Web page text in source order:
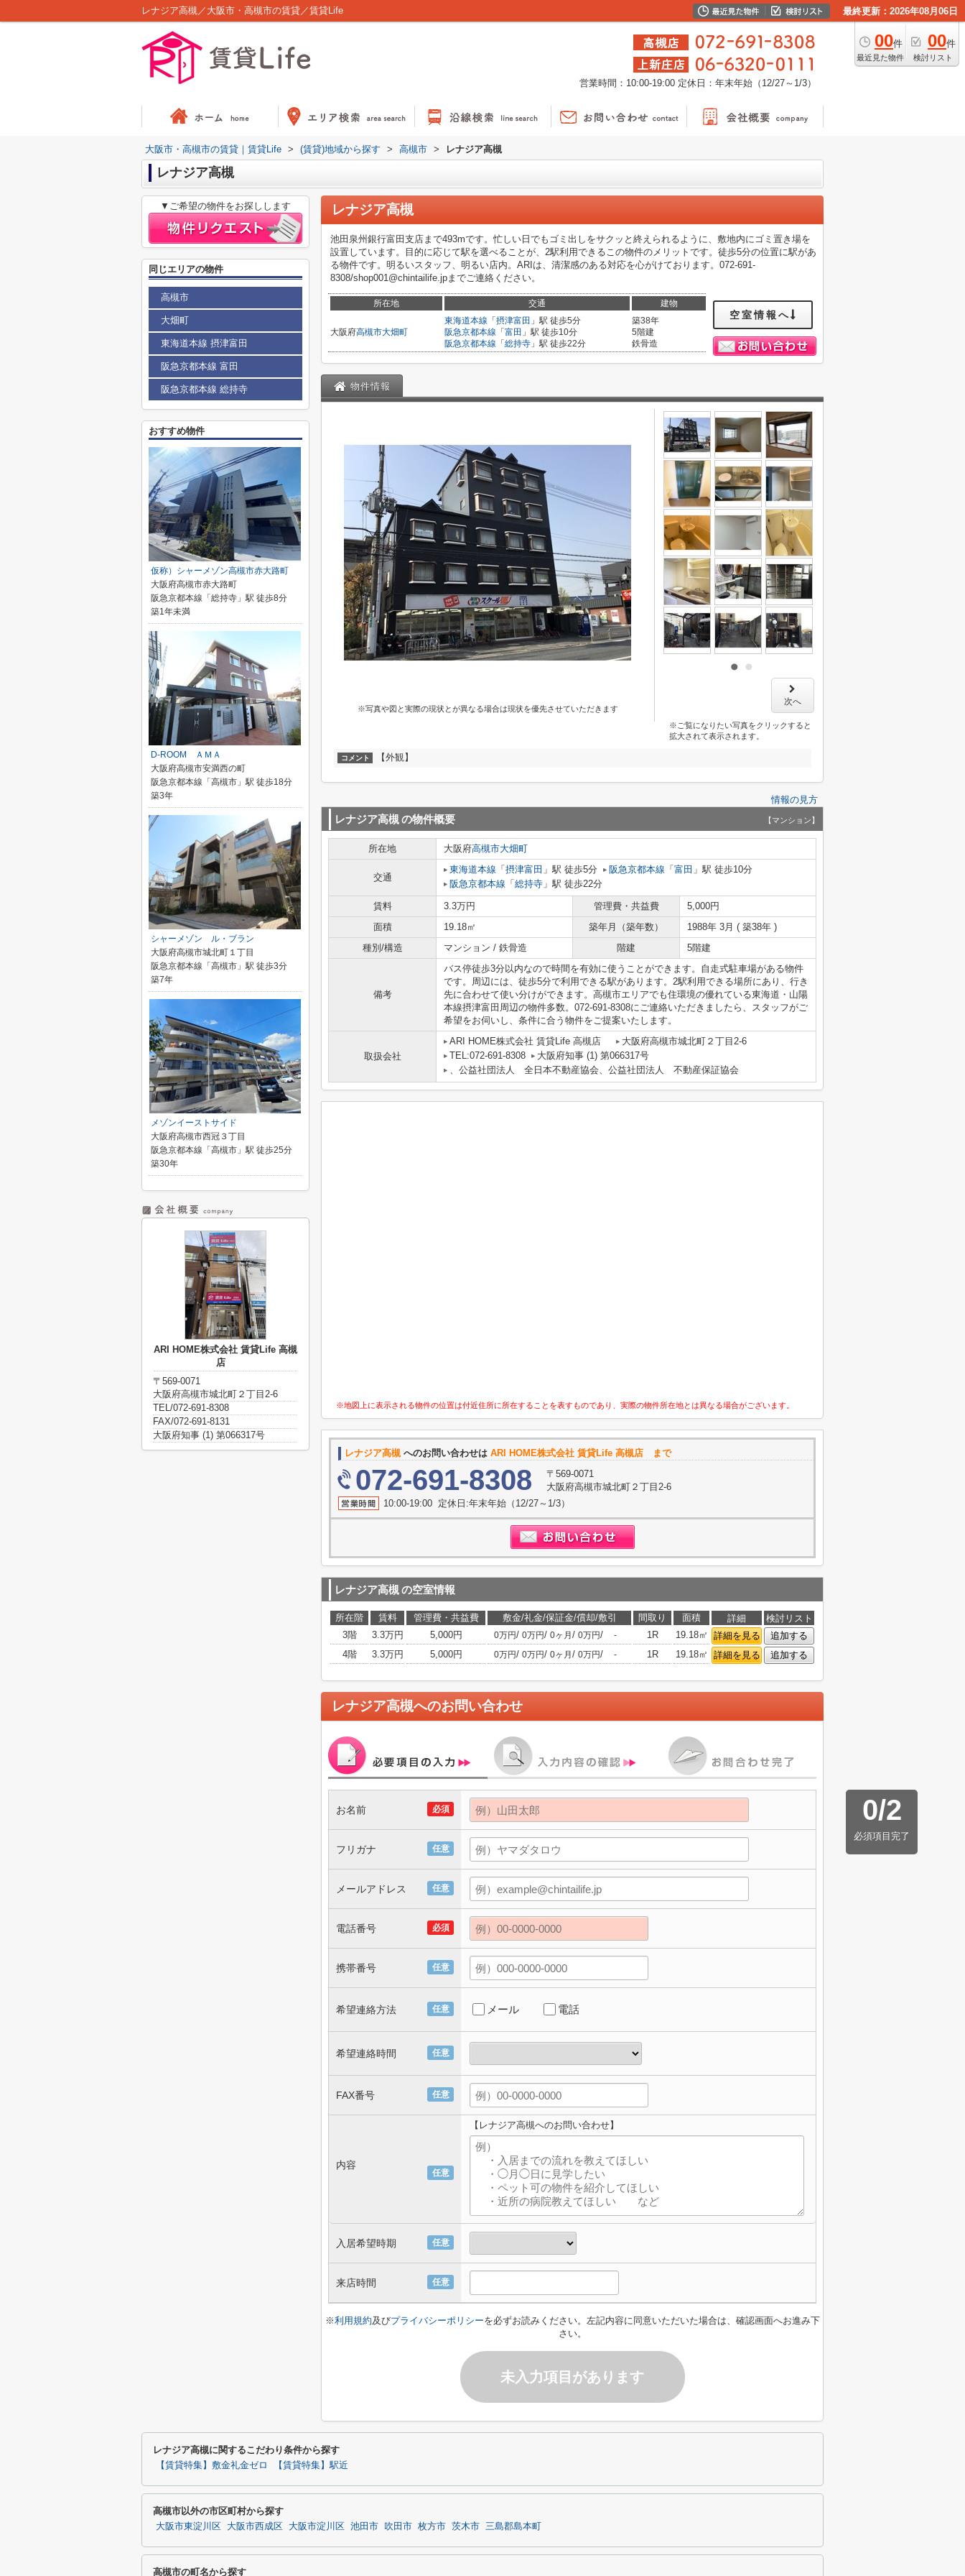
レナジア高槻／大阪市・高槻市の賃貸／賃貸Life 最終更新：2026年08月06日
00件
最近見た物件
00件
検討リスト
営業時間：10:00-19:00 定休日：年末年始（12/27～1/3）
大阪市・高槻市の賃貸｜賃貸Life > (賃貸)地域から探す > 高槻市 > レナジア高槻
レナジア高槻
レナジア高槻
池田泉州銀行富田支店まで493mです。忙しい日でもゴミ出しをサクッと終えられるように、敷地内にゴミ置き場を
設置しています。目的に応じて駅を選べることが、2駅利用できるこの物件のメリットです。徒歩5分の位置に駅があ
る物件です。明るいスタッフ、明るい店内。ARIは、清潔感のある対応を心がけております。072-691-
8308/shop001@chintailife.jpまでご連絡ください。
所在地 交通 建物
大阪府高槻市大畑町
東海道本線 「 摂津富田 」駅 徒歩5分
阪急京都本線 「 富田 」駅 徒歩10分
阪急京都本線 「 総持寺 」駅 徒歩22分
築38年
5階建
鉄骨造
空室情報へ
物件情報
※写真や図と実際の現状とが異なる場合は現状を優先させていただきます
次へ
※ご覧になりたい写真をクリックすると
拡大されて表示されます。
コメント 【外観】
情報の見方
レナジア高槻の物件概要 【マンション】
所在地 大阪府高槻市大畑町
交通
東海道本線 「 摂津富田 」駅 徒歩5分 阪急京都本線 「 富田 」駅 徒歩10分
阪急京都本線 「 総持寺 」駅 徒歩22分
賃料 3.3万円 管理費・共益費
5,000円
面積
19.18㎡ 築年月（築年数）
1988年 3月 ( 築38年 )
種別/構造
マンション / 鉄骨造 階建 5階建
備考
バス停徒歩3分以内なので時間を有効に使うことができます。自走式駐車場がある物件
です。周辺には、徒歩5分で利用できる駅があります。2駅利用できる場所にあり、行き
先に合わせて使い分けができます。高槻市エリアでも住環境の優れている東海道・山陽
本線摂津富田周辺の物件多数。072-691-8308にご連絡いただきましたら、スタッフがご
希望をお伺いし、条件に合う物件をご提案いたします。
取扱会社
ARI HOME株式会社 賃貸Life 高槻店
大阪府高槻市城北町２丁目2-6
TEL:072-691-8308
大阪府知事 (1) 第066317号
、公益社団法人 全日本不動産協会、公益社団法人 不動産保証協会
※地図上に表示される物件の位置は付近住所に所在することを表すものであり、実際の物件所在地とは異なる場合がございます。
レナジア高槻へのお問い合わせは ARI HOME株式会社 賃貸Life 高槻店 まで
072-691-8308
〒569-0071
大阪府高槻市城北町２丁目2-6
10:00-19:00 定休日:年末年始（12/27～1/3）
レナジア高槻の空室情報
所在階 賃料 管理費・共益費 敷金/礼金/保証金/償却/敷引 間取り 面積 詳細
検討リスト
3階
3.3万円 5,000円 0万円/ 0万円/ 0ヶ月 / 0万円/ - 1R 19.18㎡ 詳細を見る
追加する
4階
3.3万円 5,000円 0万円/ 0万円/ 0ヶ月 / 0万円/ - 1R 19.18㎡ 詳細を見る 追加する
レナジア高槻へのお問い合わせ
0/2
必須項目完了
必須
お名前
任意
フリガナ
任意
メールアドレス
必須
電話番号
任意
携帯番号
任意
希望連絡方法 メール 電話
任意
希望連絡時間
任意
FAX番号
任意
内容
【レナジア高槻へのお問い合わせ】
任意
入居希望時期
任意
来店時間
※利用規約及びプライバシーポリシーを必ずお読みください。左記内容に同意いただいた場合は、確認画面へお進み下
さい。
未入力項目があります
▼ご希望の物件をお探しします
同じエリアの物件
高槻市
大畑町
東海道本線 摂津富田
阪急京都本線 富田
阪急京都本線 総持寺
おすすめ物件
仮称）シャーメゾン高槻市赤大路町
大阪府高槻市赤大路町
阪急京都本線「総持寺」駅 徒歩8分
築1年未満
D-ROOM ＡＭＡ
大阪府高槻市安満西の町
阪急京都本線「高槻市」駅 徒歩18分
築3年
シャーメゾン ル・ブラン
大阪府高槻市城北町１丁目
阪急京都本線「高槻市」駅 徒歩3分
築7年
メゾンイーストサイド
大阪府高槻市西冠３丁目
阪急京都本線「高槻市」駅 徒歩25分
築30年
ARI HOME株式会社 賃貸Life 高槻
店
〒569-0071
大阪府高槻市城北町２丁目2-6
TEL/072-691-8308
FAX/072-691-8131
大阪府知事 (1) 第066317号
レナジア高槻に関するこだわり条件から探す
【賃貸特集】敷金礼金ゼロ 【賃貸特集】駅近
高槻市以外の市区町村から探す
大阪市東淀川区 大阪市西成区 大阪市淀川区 池田市 吹田市 枚方市 茨木市 三島郡島本町
高槻市の町名から探す